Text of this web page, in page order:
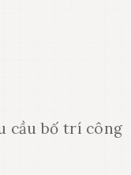
cầu bố trí công